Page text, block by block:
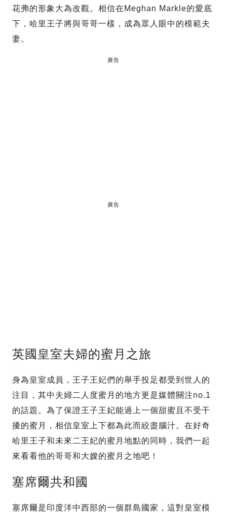
花弗的形象大為改觀。相信在Meghan Markle的愛底
下，哈里王子將與哥哥一樣，成為眾人眼中的模範夫
妻。
廣告
廣告
英國皇室夫婦的蜜月之旅
身為皇室成員，王子王妃們的舉手投足都受到世人的
注目，其中夫婦二人度蜜月的地方更是媒體關注no.1
的話題。為了保證王子王妃能過上一個甜蜜且不受干
擾的蜜月，相信皇室上下都為此而絞盡腦汁。在好奇
哈里王子和未來二王妃的蜜月地點的同時，我們一起
來看看他的哥哥和大嫂的蜜月之地吧！
塞席爾共和國
塞席爾是印度洋中西部的一個群島國家，這對皇室模